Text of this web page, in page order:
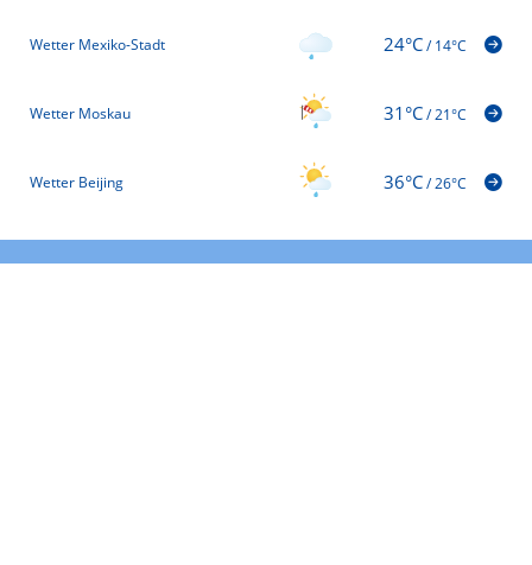
Wetter Mexiko-Stadt 24°C/14°C
Wetter Moskau 31°C/21°C
Wetter Beijing 36°C/26°C